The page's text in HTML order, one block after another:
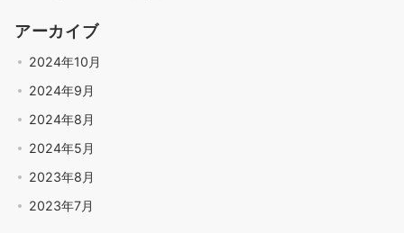
アーカイブ
2024年10月
2024年9月
2024年8月
2024年5月
2023年8月
2023年7月